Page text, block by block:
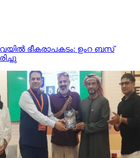
ഭീകരാപകടം: ഉംറ ബസ്